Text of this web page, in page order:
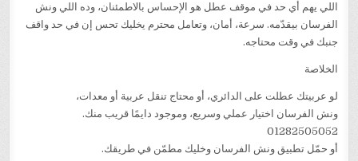
اللي يهم أي حد في موقف عطل هو الإحساس بالاطمئنان، وده اللي ونش
الفرسان بيقدّمه. سرعة، أمان، وتعامل محترم يخليك تحس إن في حد واقف
جنبك في وقت محتاجه.
الخلاصة
لو عربيتك عطلت على الدائري، أو محتاج تنقل عربية أو معدات،
ونش الفرسان اختيار عملي وسريع، وموجود دايمًا قريب منك.
01282505052
أو حمّل تطبيق ونش الفرسان وخليك مطمّن في طريقك.